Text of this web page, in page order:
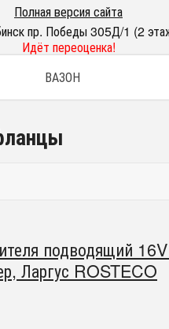
Полная версия сайта
пр. Победы 305Д/1 (2
Идёт переоценка!
ВАЗОН
подводящий
Ларгус ROSTECO